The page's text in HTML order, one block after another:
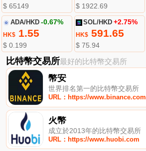
$ 65149 $ 1922.69
ADA/HKD -0.67%
HK$1.55
$ 0.199
SOL/HKD +2.75%
HK$ 591.65
$ 75.94
比特幣交易所最好的比特幣交易所
幣安
世界排名第一的比特幣交易所
URL：https://www.binance.com
火幣
成立於2013年的比特幣交易所
URL：https://www.huobi.com